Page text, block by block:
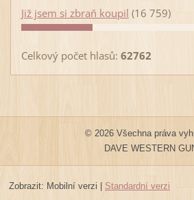
Již jsem si zbraň koupil (16 759)
Celkový počet hlasů: 62762
© 2026 Všechna práva
DAVE WESTERN
Zobrazit: Mobilní verzi Standardní verzi